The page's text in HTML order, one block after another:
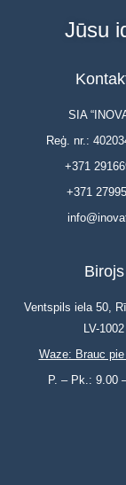
Jūsu
SIA
Reģ. nr.:
+371
+371
Birojs
Ventspils iela 50,
LV-1002
Waze: Brauc
P. – Pk.: 9.00